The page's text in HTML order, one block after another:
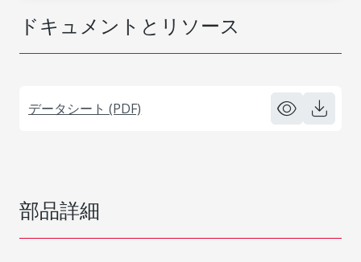
ドキュメントとリソース
データシート (PDF)
部品詳細